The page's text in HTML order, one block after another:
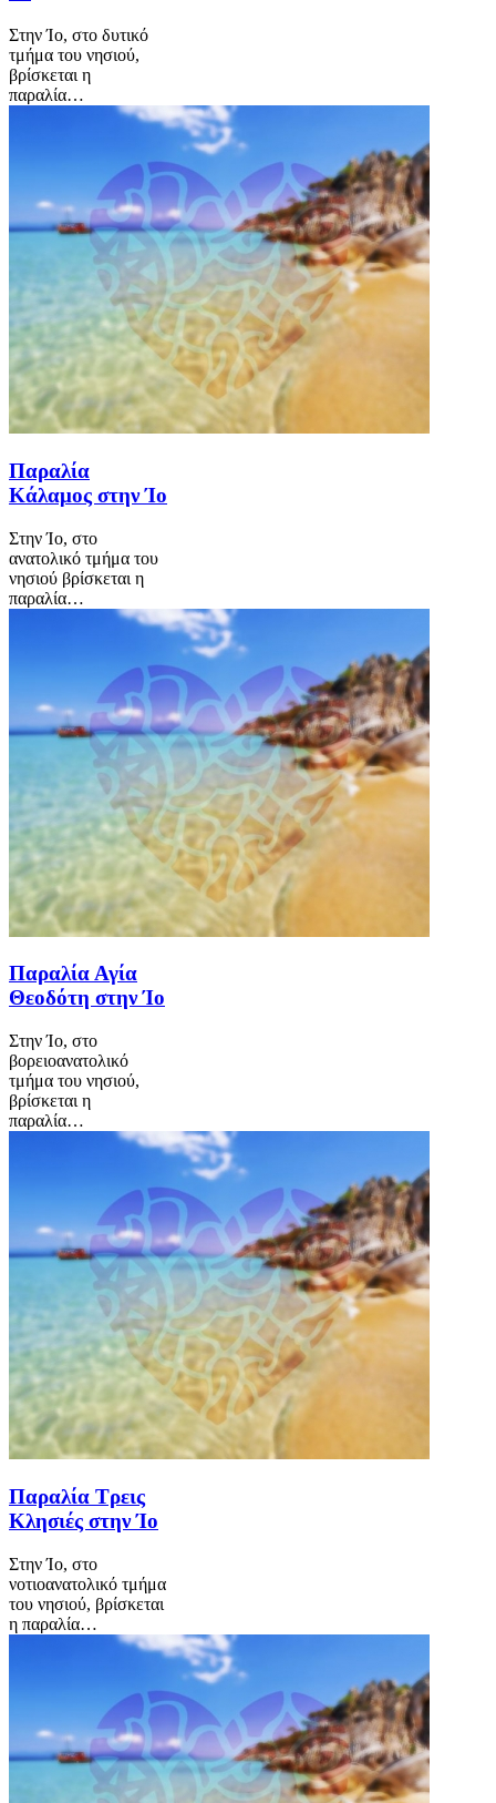
Στην Ίο, στο δυτικό
τμήμα του νησιού,
βρίσκεται η
παραλία…
Παραλία
Κάλαμος στην Ίο
Στην Ίο, στο
ανατολικό τμήμα του
νησιού βρίσκεται η
παραλία…
Παραλία Αγία
Θεοδότη στην Ίο
Στην Ίο, στο
βορειοανατολικό
τμήμα του νησιού,
βρίσκεται η
παραλία…
Παραλία Τρεις
Κλησιές στην Ίο
Στην Ίο, στο
νοτιοανατολικό τμήμα
του νησιού, βρίσκεται
η παραλία…